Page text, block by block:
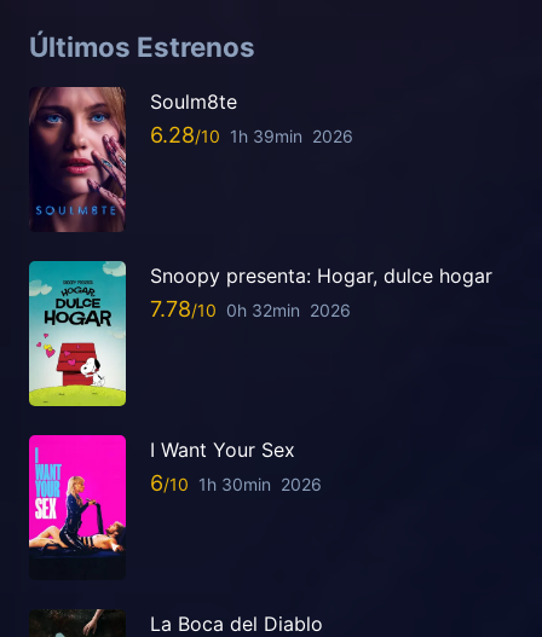
Últimos Estrenos
Soulm8te
6.28 1h 39min 2026
Snoopy presenta: Hogar, dulce hogar
7.78 0h 32min 2026
I Want Your Sex
6 1h 30min 2026
La Boca del Diablo